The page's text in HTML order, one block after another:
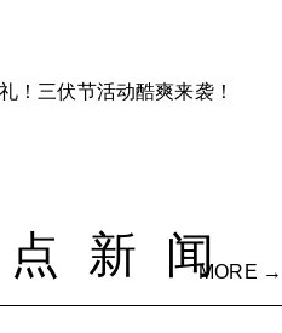
！三伏节活动酷爽来袭！
新闻
MORE →